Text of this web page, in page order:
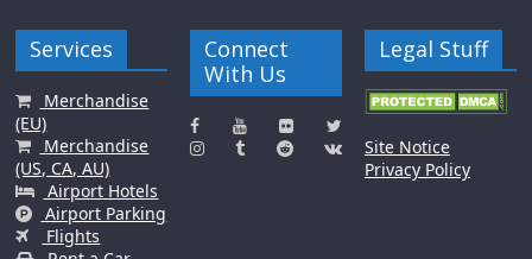
Services
Merchandise
(EU)
Merchandise
(US, CA, AU)
Airport Hotels
Airport Parking
Flights
Connect
With Us
Legal Stuff
Site Notice
Privacy Policy